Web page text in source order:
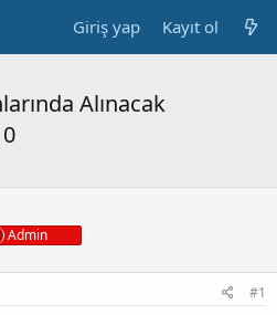
Giriş yap Kayıt ol
Alınacak
Admin
#1